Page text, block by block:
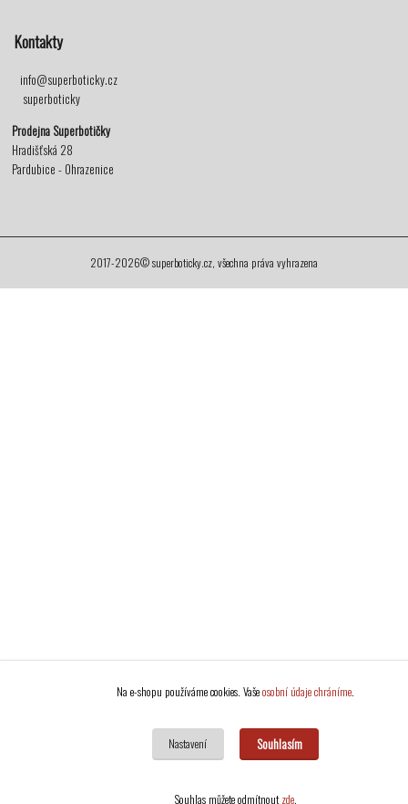
Kontakty
info@superboticky.cz
superboticky
Prodejna Superbotičky
Hradišťská 28
Pardubice - Ohrazenice
2017-2026© superboticky.cz, všechna práva vyhrazena
Na e-shopu používáme cookies. Vašeosobní údaje chráníme.
Nastavení Souhlasím
Souhlas můžete odmítnoutzde.